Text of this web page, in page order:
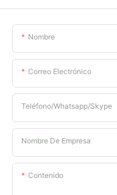
Nombre
Correo Electrónico
Teléfono/whatsapp/skype
Nombre De Empresa
Contenido